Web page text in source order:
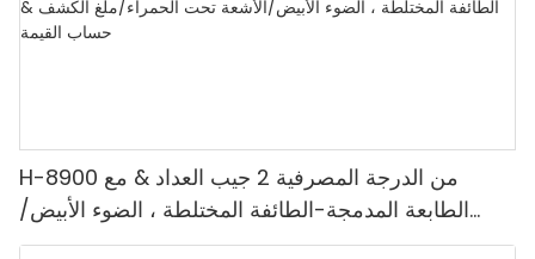
H-8900 من الدرجة المصرفية 2 جيب العداد & مع
الطابعة المدمجة-الطائفة المختلطة ، الضوء الأبيض/
الأشعة تحت الحمراء/ملغ الكشف & حساب القيمة